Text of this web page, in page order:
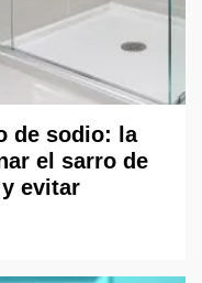
de sodio: la
el sarro de
evitar